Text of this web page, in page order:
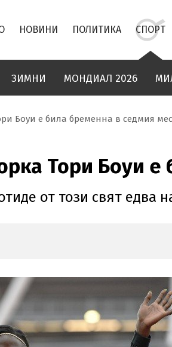
НОВИНИ ПОЛИТИКА СПОРТ
ЗИМНИ МОНДИАЛ 2026
Боуи е била бременна в седмия
Тори Боуи
от този свят едва